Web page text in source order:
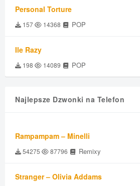
Personal Torture
157 14368 POP
Ile Razy
198 14089 POP
Najlepsze Dzwonki na Telefon
Rampampam – Minelli
54275 87796 Remixy
Stranger – Olivia Addams